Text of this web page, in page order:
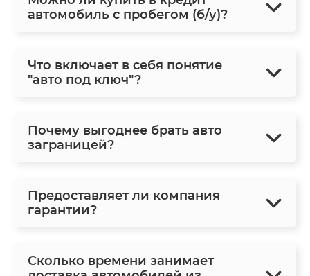
автомобиль с пробегом (б/у)?
Что включает в себя понятие
"авто под ключ"?
Почему выгоднее брать авто
заграницей?
Предоставляет ли компания
гарантии?
Сколько времени занимает